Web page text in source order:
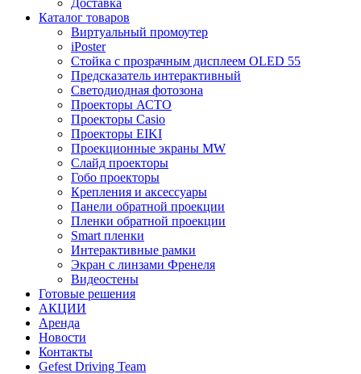
Доставка
Каталог товаров
Виртуальный промоутер
iPoster
Стойка с прозрачным дисплеем OLED 55
Предсказатель интерактивный
Светодиодная фотозона
Проекторы АСТО
Проекторы Casio
Проекторы EIKI
Проекционные экраны MW
Слайд проекторы
Гобо проекторы
Крепления и аксессуары
Панели обратной проекции
Пленки обратной проекции
Smart пленки
Интерактивные рамки
Экран с линзами Френеля
Видеостены
Готовые решения
АКЦИИ
Аренда
Новости
Контакты
Gefest Driving Team